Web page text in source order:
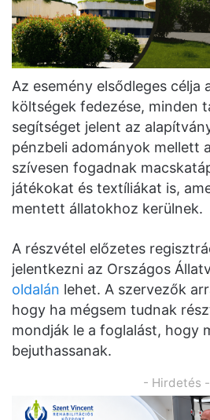
Az esemény elsődleges célja
költségek fedezése, minden
segítséget jelent az
pénzbeli adományok mellett
szívesen fogadnak
játékokat és textíliákat is,
mentett állatokhoz kerülnek.
A részvétel előzetes
jelentkezni az Országos
oldalán lehet. A szervezők
hogy ha mégsem tudnak
mondják le a foglalást, hogy
bejuthassanak.
- Hirdetés -